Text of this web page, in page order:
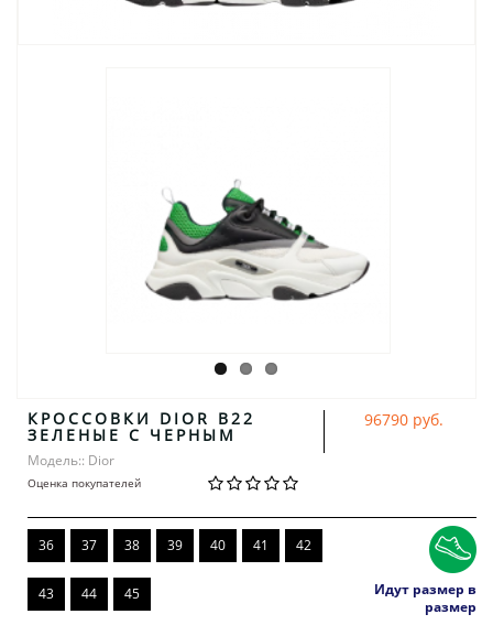
КРОССОВКИ DIOR B22
ЗЕЛЕНЫЕ С ЧЕРНЫМ
Модель:: Dior
Оценка покупателей
96790 руб.
36 37 38 39 40 41 42
43 44 45
Идут размер в
размер